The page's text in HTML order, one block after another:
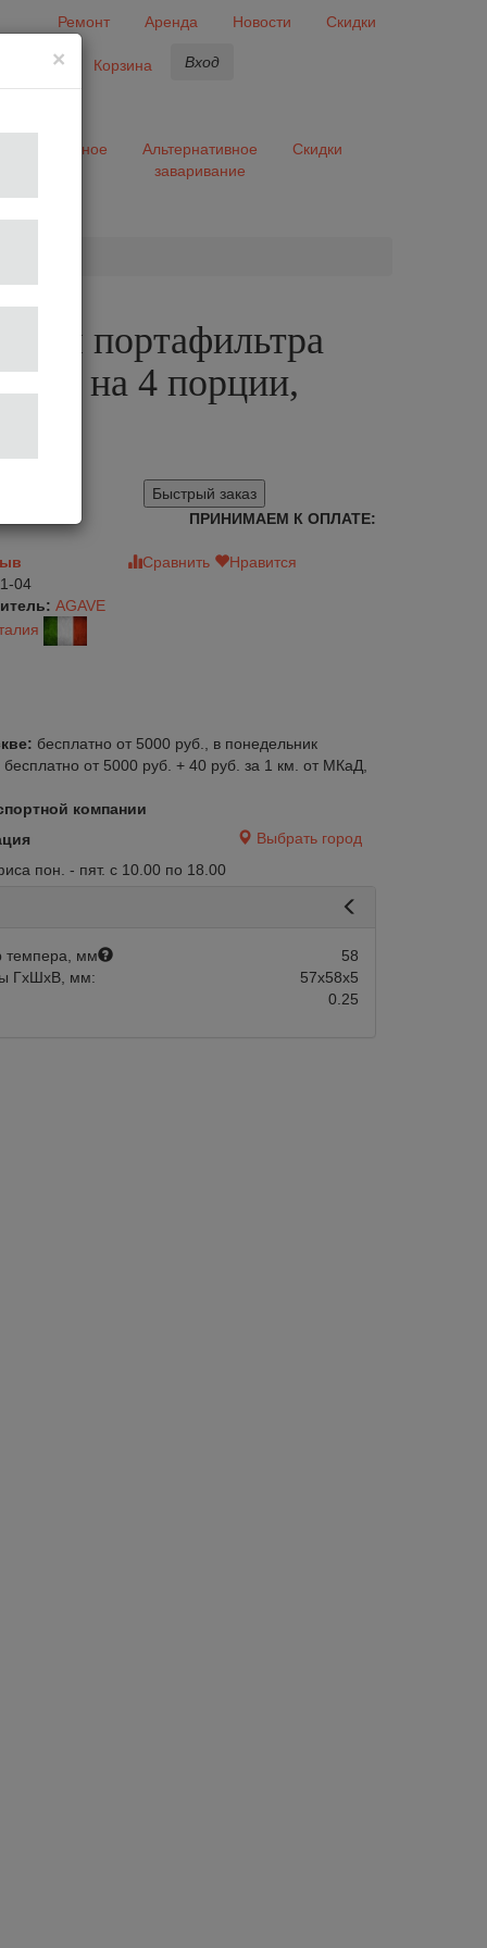
Ремонт Аренда Новости
Скидки
Корзина Вход
Разное
Альтернативное
заваривание
Скидки
для портафильтра
на 4 порции,
Быстрый заказ
ПРИНИМАЕМ К ОПЛАТЕ:
Сравнить
Нравится
04
AGAVE
бесплатно от 5000 руб., в понедельник
бесплатно от 5000 руб. + 40 руб. за 1 км. от МКаД,
компании
Выбрать город
пон. - пят. с 10.00 по 18.00
темпера, мм
58
ГхШхВ, мм:
57х58х5
0.25
×